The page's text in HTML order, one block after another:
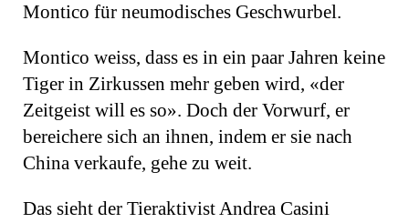
Montico für neumodisches Geschwurbel.
Montico weiss, dass es in ein paar Jahren keine
Tiger in Zirkussen mehr geben wird, «der
Zeitgeist will es so». Doch der Vorwurf, er
bereichere sich an ihnen, indem er sie nach
China verkaufe, gehe zu weit.
Das sieht der Tieraktivist Andrea Casini